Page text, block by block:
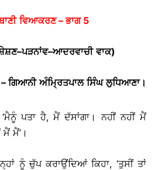
ਵਿਆਕਰਣ–ਭਾਗ5
–ਪੜਨਾਂਵ–ਆਦਰਵਾਚੀ ਵਾਕ)
– ਗਿਆਨੀ ਅੰਮ੍ਰਿਤਪਾਲ ਸਿੰਘ ਲੁਧਿਆਣਾ।
ਪਤਾ ਹੈ, ਮੈਂ ਦੱਸਾਂਗਾ। ਨਹੀਂ ਨਹੀਂ ਮੈਂ
ਮੈਂ’।
ਨੂੰ ਚੁੱਪ ਕਰਾਉਂਦਿਆਂ ਕਿਹਾ, ‘ਤੁਸੀਂ ਤਾਂ